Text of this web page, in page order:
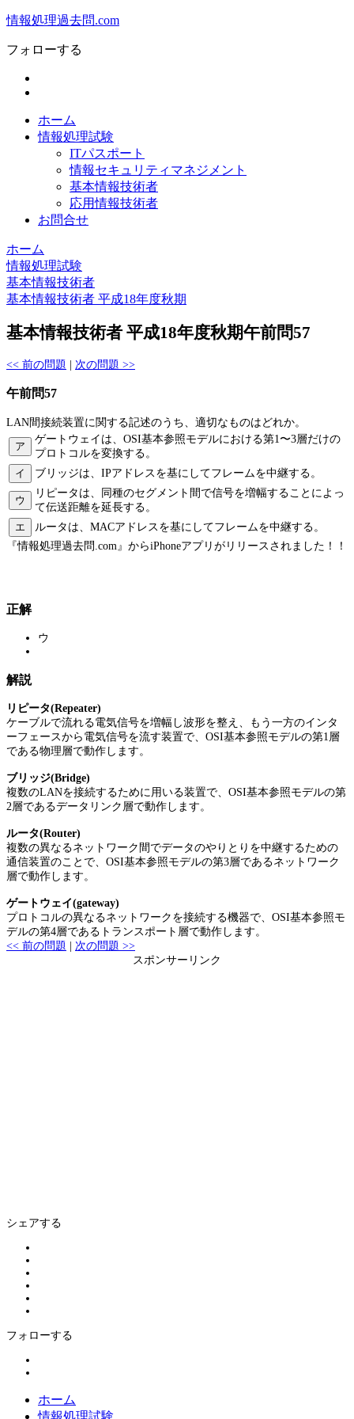
情報処理過去問.com
フォローする
ホーム
情報処理試験
ITパスポート
情報セキュリティマネジメント
基本情報技術者
応用情報技術者
お問合せ
ホーム
情報処理試験
基本情報技術者
基本情報技術者 平成18年度秋期
基本情報技術者 平成18年度秋期午前問57
<< 前の問題 次の問題 >>
午前問57
LAN間接続装置に関する記述のうち、適切なものはどれか。
ア
ゲートウェイは、OSI基本参照モデルにおける第1〜3層だけの
プロトコルを変換する。
イ
ブリッジは、IPアドレスを基にしてフレームを中継する。
ウ
リピータは、同種のセグメント間で信号を増幅することによっ
て伝送距離を延長する。
エ
ルータは、MACアドレスを基にしてフレームを中継する。
『情報処理過去問.com』からiPhoneアプリがリリースされました！！
正解
ウ
解説
リピータ(Repeater)
ケーブルで流れる電気信号を増幅し波形を整え、もう一方のインタ
ーフェースから電気信号を流す装置で、OSI基本参照モデルの第1層
である物理層で動作します。
ブリッジ(Bridge)
複数のLANを接続するために用いる装置で、OSI基本参照モデルの第
2層であるデータリンク層で動作します。
ルータ(Router)
複数の異なるネットワーク間でデータのやりとりを中継するための
通信装置のことで、OSI基本参照モデルの第3層であるネットワーク
層で動作します。
ゲートウェイ(gateway)
プロトコルの異なるネットワークを接続する機器で、OSI基本参照モ
デルの第4層であるトランスポート層で動作します。
<< 前の問題
次の問題 >>
スポンサーリンク
シェアする
フォローする
ホーム
情報処理試験